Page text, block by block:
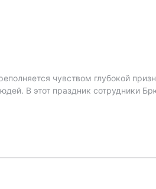
чувством глубокой
В этот праздник сотрудники